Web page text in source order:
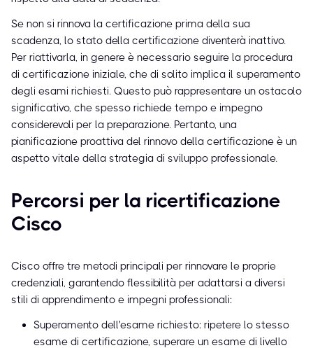
Se non si rinnova la certificazione prima della sua
scadenza, lo stato della certificazione diventerà inattivo.
Per riattivarla, in genere è necessario seguire la procedura
di certificazione iniziale, che di solito implica il superamento
degli esami richiesti. Questo può rappresentare un ostacolo
significativo, che spesso richiede tempo e impegno
considerevoli per la preparazione. Pertanto, una
pianificazione proattiva del rinnovo della certificazione è un
aspetto vitale della strategia di sviluppo professionale.
Percorsi per la ricertificazione
Cisco
Cisco offre tre metodi principali per rinnovare le proprie
credenziali, garantendo flessibilità per adattarsi a diversi
stili di apprendimento e impegni professionali:
Superamento dell'esame richiesto: ripetere lo stesso
esame di certificazione, superare un esame di livello